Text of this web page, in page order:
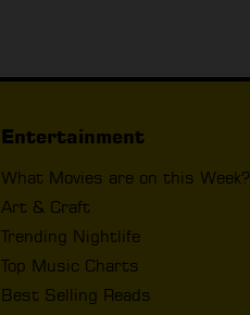
Entertainment
What Movies are on this Week?
Art & Craft
Trending Nightlife
Top Music Charts
Best Selling Reads